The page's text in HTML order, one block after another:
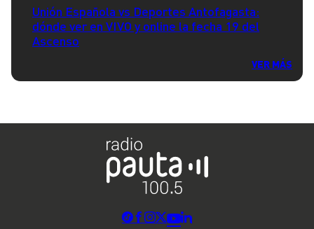
Unión Española vs Deportes Antofagasta:
dónde ver en VIVO y online la fecha 19 del
Ascenso
VER MÁS